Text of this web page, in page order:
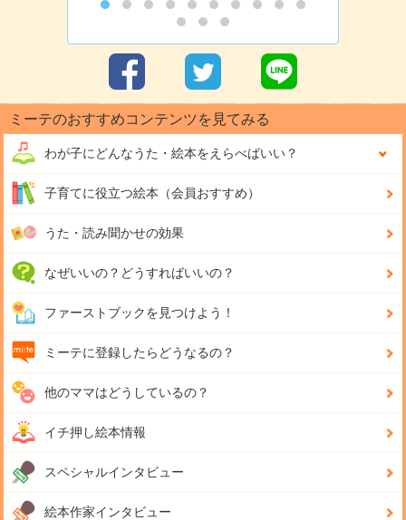
ミーテのおすすめコンテンツを見てみる
わが子にどんなうた・絵本をえらべばいい？
子育てに役立つ絵本（会員おすすめ）
うた・読み聞かせの効果
なぜいいの？どうすればいいの？
ファーストブックを見つけよう！
ミーテに登録したらどうなるの？
他のママはどうしているの？
イチ押し絵本情報
スペシャルインタビュー
絵本作家インタビュー